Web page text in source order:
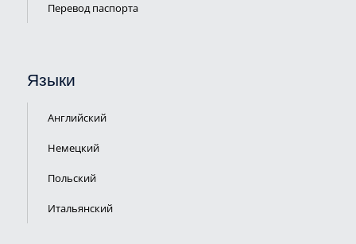
Перевод паспорта
Языки
Английский
Немецкий
Польский
Итальянский